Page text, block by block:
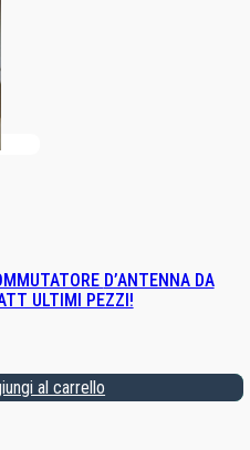
ULTIMI PEZZI!
al carrello